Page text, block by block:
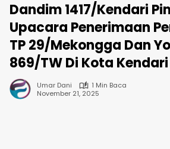
Dandim 1417/Kendari
Upacara Penerimaan
TP 29/Mekongga Dan
869/TW Di Kota Kendari
Umar Dani
1 Min Baca
November 21, 2025